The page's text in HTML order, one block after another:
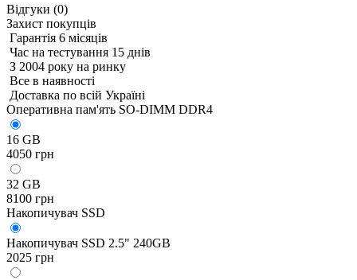
Відгуки (0)
Захист покупців
Гарантія 6 місяців
Час на тестування 15 днів
З 2004 року на ринку
Все в наявності
Доставка по всій Україні
Оперативна пам'ять SO-DIMM DDR4
16 GB
4050 грн
32 GB
8100 грн
Накопичувач SSD
Накопичувач SSD 2.5" 240GB
2025 грн